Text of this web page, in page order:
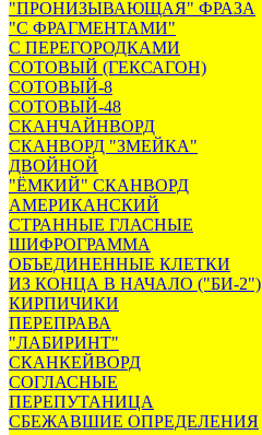
"ПРОНИЗЫВАЮЩАЯ" ФРАЗА
"С ФРАГМЕНТАМИ"
С ПЕРЕГОРОДКАМИ
СОТОВЫЙ (ГЕКСАГОН)
СОТОВЫЙ-8
СОТОВЫЙ-48
СКАНЧАЙНВОРД
СКАНВОРД "ЗМЕЙКА"
ДВОЙНОЙ
"ЁМКИЙ" СКАНВОРД
АМЕРИКАНСКИЙ
СТРАННЫЕ ГЛАСНЫЕ
ШИФРОГРАММА
ОБЪЕДИНЕННЫЕ КЛЕТКИ
ИЗ КОНЦА В НАЧАЛО ("БИ-2")
КИРПИЧИКИ
ПЕРЕПРАВА
"ЛАБИРИНТ"
СКАНКЕЙВОРД
СОГЛАСНЫЕ
ПЕРЕПУТАНИЦА
СБЕЖАВШИЕ ОПРЕДЕЛЕНИЯ